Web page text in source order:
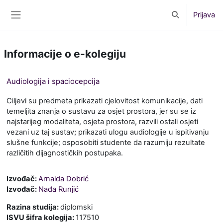
Toggle search
Prijava
Informacije o e-kolegiju
Audiologija i spaciocepcija
Ciljevi su predmeta prikazati cjelovitost komunikacije, dati
temeljita znanja o sustavu za osjet prostora, jer su se iz
najstarijeg modaliteta, osjeta prostora, razvili ostali osjeti
vezani uz taj sustav; prikazati ulogu audiologije u ispitivanju
slušne funkcije; osposobiti studente da razumiju rezultate
različitih dijagnostičkih postupaka.
Izvođač:Arnalda Dobrić
Izvođač: Nađa Runjić
Razina studija:diplomski
ISVU šifra kolegija: 117510